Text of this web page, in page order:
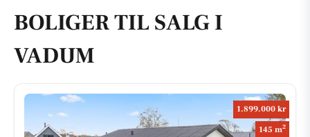
BOLIGER TIL SALG I
VADUM
1.899.000 kr
145 m2